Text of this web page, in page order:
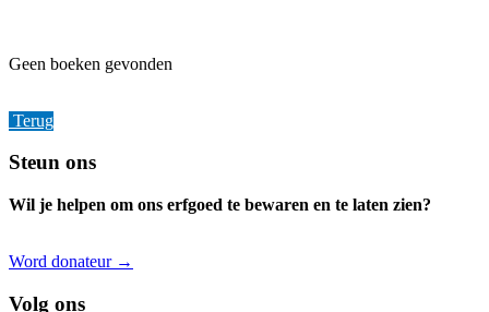
Geen boeken gevonden
Terug
Footer
Steun ons
Wil je helpen om ons erfgoed te bewaren en te laten zien?
Word donateur →
Volg ons